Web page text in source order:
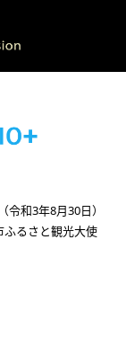
令和3年8月30日）
ふるさと観光大使